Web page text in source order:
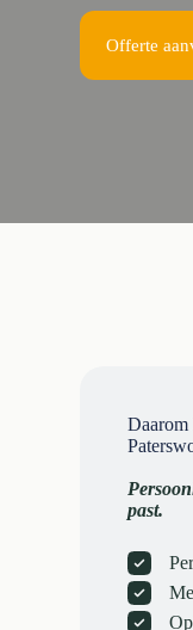
Offerte
Daarom
past.